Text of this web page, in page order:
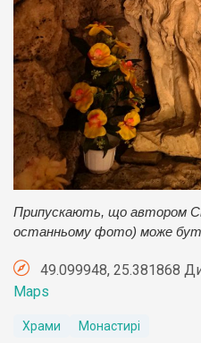
Припускають, що автором
останньому фото) може
49.099948, 25.381868
Maps
Храми Монастирі